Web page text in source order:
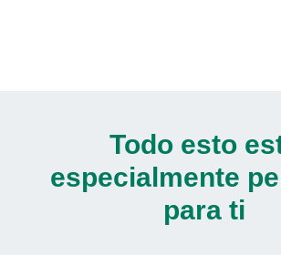
Todo esto
especialmente
para ti